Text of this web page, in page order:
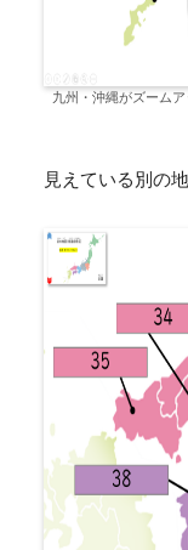
九州・沖縄がズーム
見えている別の